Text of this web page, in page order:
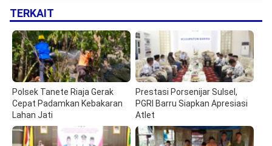
TERKAIT
Polsek Tanete Riaja Gerak
Cepat Padamkan Kebakaran
Lahan Jati
Prestasi Porsenijar Sulsel,
PGRI Barru Siapkan Apresiasi
Atlet